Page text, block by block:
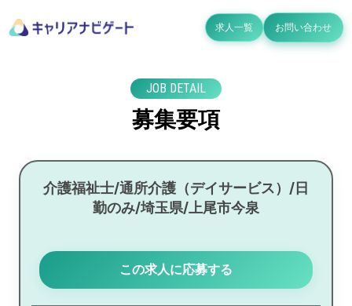
求人一覧 お問い合わせ
JOB DETAIL
募集要項
介護福祉士/通所介護（デイサービス）/日
勤のみ/埼玉県/上尾市今泉
この求人に応募する